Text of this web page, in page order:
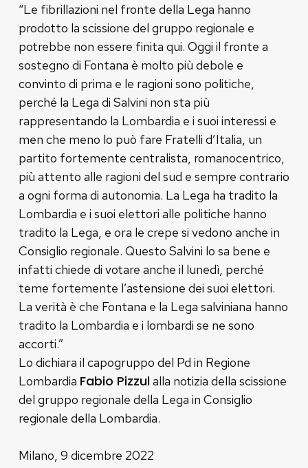
“Le fibrillazioni nel fronte della Lega hanno
prodotto la scissione del gruppo regionale e
potrebbe non essere finita qui. Oggi il fronte a
sostegno di Fontana è molto più debole e
convinto di prima e le ragioni sono politiche,
perché la Lega di Salvini non sta più
rappresentando la Lombardia e i suoi interessi e
men che meno lo può fare Fratelli d’Italia, un
partito fortemente centralista, romanocentrico,
più attento alle ragioni del sud e sempre contrario
a ogni forma di autonomia. La Lega ha tradito la
Lombardia e i suoi elettori alle politiche hanno
tradito la Lega, e ora le crepe si vedono anche in
Consiglio regionale. Questo Salvini lo sa bene e
infatti chiede di votare anche il lunedì, perché
teme fortemente l’astensione dei suoi elettori.
La verità è che Fontana e la Lega salviniana hanno
tradito la Lombardia e i lombardi se ne sono
accorti.”
Lo dichiara il capogruppo del Pd in Regione
Lombardia Fabio Pizzulalla notizia della scissione
del gruppo regionale della Lega in Consiglio
regionale della Lombardia.
Milano, 9 dicembre 2022